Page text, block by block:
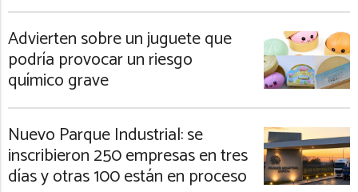
Advierten sobre un juguete que
podría provocar un riesgo
químico grave
Nuevo Parque Industrial: se
inscribieron 250 empresas en tres
días y otras 100 están en proceso